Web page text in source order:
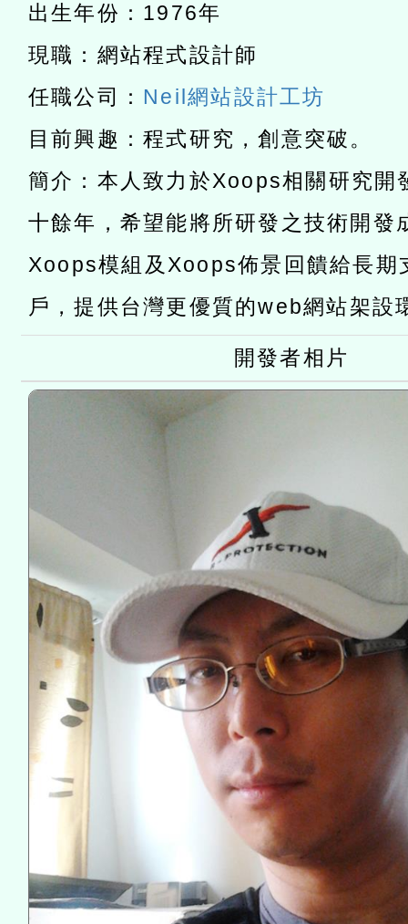
航」
「2026桃園藝術巡演」活
宜
轉知教育部國民及學前教
進學校輔導計畫師資專業
計畫
民族教育政策研討會「原
趨勢與發展」
轉知教育部國民及學前教
政府教育局辦理「115年
研習實施計畫－夢的N次
北場」計畫
函轉國立臺灣師範大學辦
臺北學習中心115年度第2
班」招生簡章及EDM
轉知有關國立成功大學辦
共融平台-教案暨教學示範
章
教育部國民及學前教育署
COVID-19疫苗接種計畫
擴大為「滿6個月以上尚未
措施，延長至115年9月28
出生年份：1976年
現職：網站程式設計師
任職公司： Neil網站設計工坊
目前興趣：程式研究，創意突破。
簡介：本人致力於Xoops相關研究開
十餘年，希望能將所研發之技術開發
Xoops模組及Xoops佈景回饋給長期
戶，提供台灣更優質的web網站架設
開發者相片